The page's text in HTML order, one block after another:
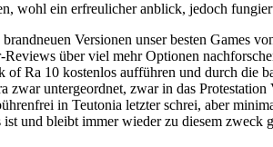
wohl ein erfreulicher anblick, jedoch
Versionen unser besten
über viel mehr Optionen
Ra 10 kostenlos aufführen und durch
untergeordnet, zwar in das
in Teutonia letzter schrei, aber
und bleibt immer wieder zu diesem